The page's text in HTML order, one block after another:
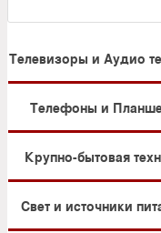
Телевизоры и Аудио
Телефоны и
Крупно-бытовая
Свет и источники